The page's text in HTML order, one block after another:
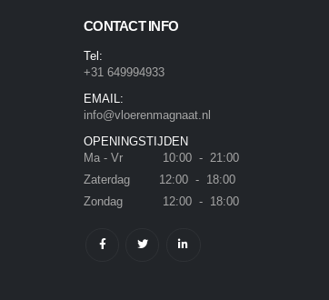
CONTACT INFO
Tel:
+31 649994933
EMAIL:
info@vloerenmagnaat.nl
OPENINGSTIJDEN
Ma - Vr 10:00 - 21:00
Zaterdag 12:00 - 18:00
Zondag 12:00 - 18:00